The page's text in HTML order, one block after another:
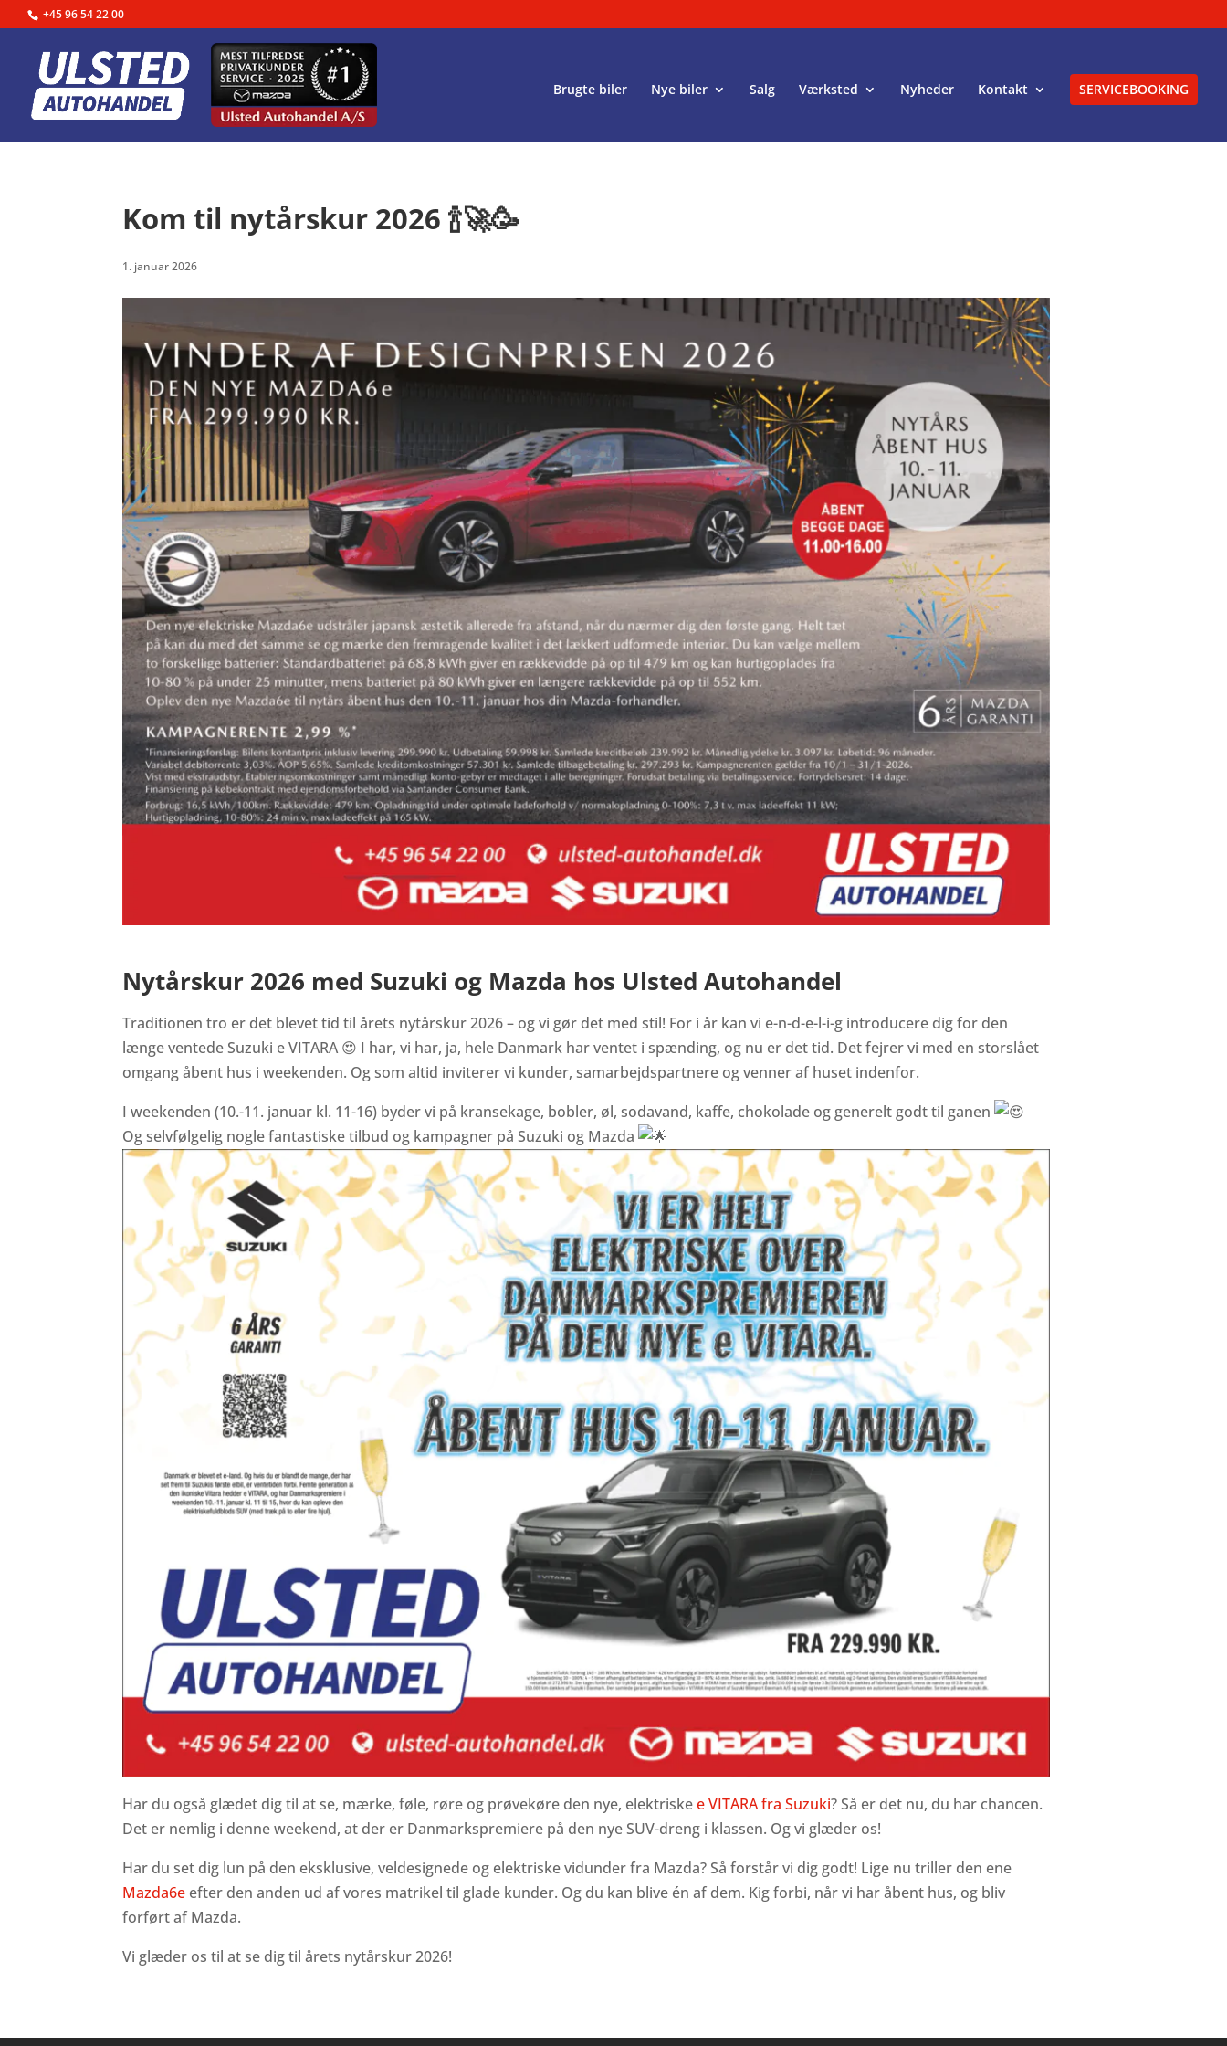
+45 96 54 22 00
Brugte biler Nye biler Salg Værksted Nyheder Kontakt SERVICEBOOKING
Kom til nytårskur 2026 🍾🚀🥳
1. januar 2026
Nytårskur 2026 med Suzuki og Mazda hos Ulsted Autohandel
Traditionen tro er det blevet tid til årets nytårskur 2026 – og vi gør det med stil! For i år kan vi e-n-d-e-l-i-g introducere dig for den
længe ventede Suzuki e VITARA 😍 I har, vi har, ja, hele Danmark har ventet i spænding, og nu er det tid. Det fejrer vi med en storslået
omgang åbent hus i weekenden. Og som altid inviterer vi kunder, samarbejdspartnere og venner af huset indenfor.
I weekenden (10.-11. januar kl. 11-16) byder vi på kransekage, bobler, øl, sodavand, kaffe, chokolade og generelt godt til ganen
Og selvfølgelig nogle fantastiske tilbud og kampagner på Suzuki og Mazda
Har du også glædet dig til at se, mærke, føle, røre og prøvekøre den nye, elektriskee VITARA fra Suzuki? Så er det nu, du har chancen.
Det er nemlig i denne weekend, at der er Danmarkspremiere på den nye SUV-dreng i klassen. Og vi glæder os!
Har du set dig lun på den eksklusive, veldesignede og elektriske vidunder fra Mazda? Så forstår vi dig godt! Lige nu triller den ene
Mazda6e efter den anden ud af vores matrikel til glade kunder. Og du kan blive én af dem. Kig forbi, når vi har åbent hus, og bliv
forført af Mazda.
Vi glæder os til at se dig til årets nytårskur 2026!